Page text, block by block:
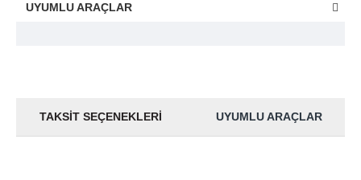
UYUMLU ARAÇLAR
TAKSIT SEÇENEKLERI UYUMLU ARAÇLAR